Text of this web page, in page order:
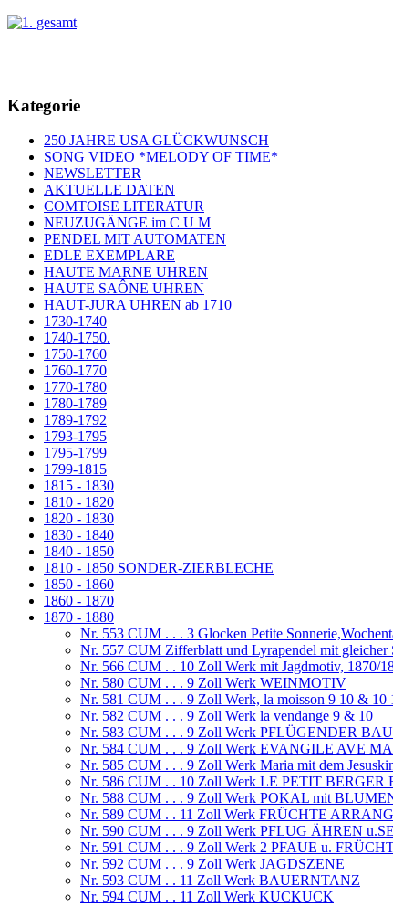
Kategorie
250 JAHRE USA GLÜCKWUNSCH
SONG VIDEO *MELODY OF TIME*
NEWSLETTER
AKTUELLE DATEN
COMTOISE LITERATUR
NEUZUGÄNGE im C U M
PENDEL MIT AUTOMATEN
EDLE EXEMPLARE
HAUTE MARNE UHREN
HAUTE SAÔNE UHREN
HAUT-JURA UHREN ab 1710
1730-1740
1740-1750.
1750-1760
1760-1770
1770-1780
1780-1789
1789-1792
1793-1795
1795-1799
1799-1815
1815 - 1830
1810 - 1820
1820 - 1830
1830 - 1840
1840 - 1850
1810 - 1850 SONDER-ZIERBLECHE
1850 - 1860
1860 - 1870
1870 - 1880
Nr. 553 CUM . . . 3 Glocken Petite
Nr. 557 CUM Zifferblatt und Lyrapendel mit gleicher
Nr. 566 CUM . . 10 Zoll Werk mit Jagdmotiv, 1870/
Nr. 580 CUM . . . 9 Zoll Werk WEINMOTIV
Nr. 581 CUM . . . 9 Zoll Werk, la moisson 9 10 & 10
Nr. 582 CUM . . . 9 Zoll Werk la vendange 9 & 10
Nr. 583 CUM . . . 9 Zoll Werk PFLÜGENDER
Nr. 584 CUM . . . 9 Zoll Werk EVANGILE AVE
Nr. 585 CUM . . . 9 Zoll Werk Maria mit dem
Nr. 586 CUM . . 10 Zoll Werk LE PETIT BERGER
Nr. 588 CUM . . . 9 Zoll Werk POKAL mit
Nr. 589 CUM . . 11 Zoll Werk FRÜCHTE
Nr. 590 CUM . . . 9 Zoll Werk PFLUG ÄHREN
Nr. 591 CUM . . . 9 Zoll Werk 2 PFAUE u.
Nr. 592 CUM . . . 9 Zoll Werk JAGDSZENE
Nr. 593 CUM . . 11 Zoll Werk BAUERNTANZ
Nr. 594 CUM . . 11 Zoll Werk KUCKUCK